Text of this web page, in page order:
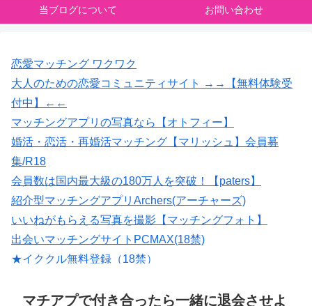
当ブログについて お問い合わせ
恋愛マッチング ワクワク
大人のための恋愛コミュニティサイト →→【無料体験受
付中】←←
マッチングアプリの写真なら【オトフィー】
婚活・恋活・再婚活マッチング【マリッシュ】会員募
集/R18
会員数は国内最大級の180万人を突破！【paters】
紹介型マッチングアプリArchers(アーチャーズ)
いいねがもらえる写真を撮影【マッチングフォト】
出会いマッチングサイトPCMAX(18禁)
★イククル無料登録（18禁）
影サービス
マチアプで付き合ったら一緒に退会させよ